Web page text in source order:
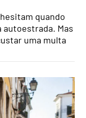
quando
Mas
uma multa